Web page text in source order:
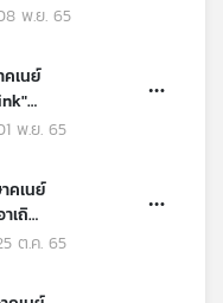
พ.ย. 65
เนย์
ของ
พ.ย. 65
คเนย์
เถิด
ต.ค. 65